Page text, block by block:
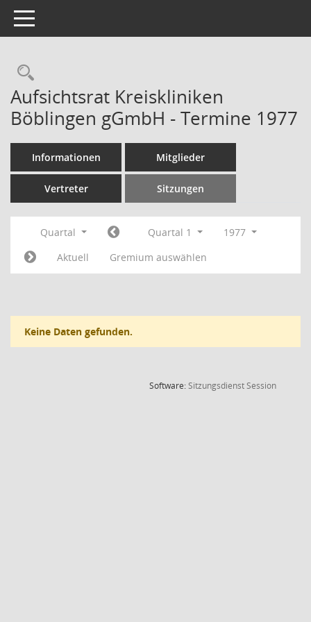
Toggle navigation
Rechercheauswahl
Aufsichtsrat Kreiskliniken
Böblingen gGmbH - Termine 1977
Informationen Mitglieder
Vertreter Sitzungen
Quartal Quartal 1
1977
Aktuell
Gremium auswählen
Keine Daten gefunden.
Software:SitzungsdienstSession(Wird in